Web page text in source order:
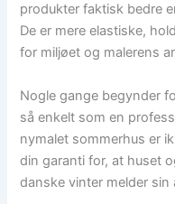
produkter faktisk bedre
De er mere elastiske,
for miljøet og malerens
Nogle gange begynder
så enkelt som en
nymalet sommerhus er
din garanti for, at huset
danske vinter melder sin